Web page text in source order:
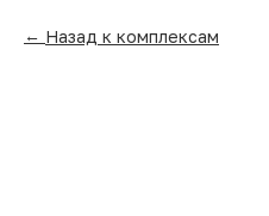
Назад к комплексам